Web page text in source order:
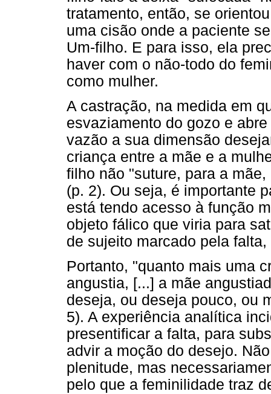
tratamento, então, se
uma cisão onde a paciente
Um-filho. E para isso, ela
haver com o não-todo do
como mulher.
A castração, na medida em
esvaziamento do gozo e
vazão a sua dimensão
criança entre a mãe e a
filho não "suture, para a
(p. 2). Ou seja, é importante
está tendo acesso à função
objeto fálico que viria para
de sujeito marcado pela
Portanto, "quanto mais uma
angustia, [...] a mãe
deseja, ou deseja pouco, ou
5). A experiência analítica
presentificar a falta, para
advir a moção do desejo.
plenitude, mas
pelo que a feminilidade traz